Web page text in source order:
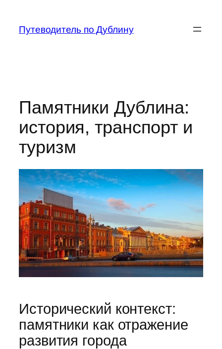
содержимому
Путеводитель по Дублину
Памятники Дублина:
история, транспорт и
туризм
Исторический контекст:
памятники как отражение
развития города